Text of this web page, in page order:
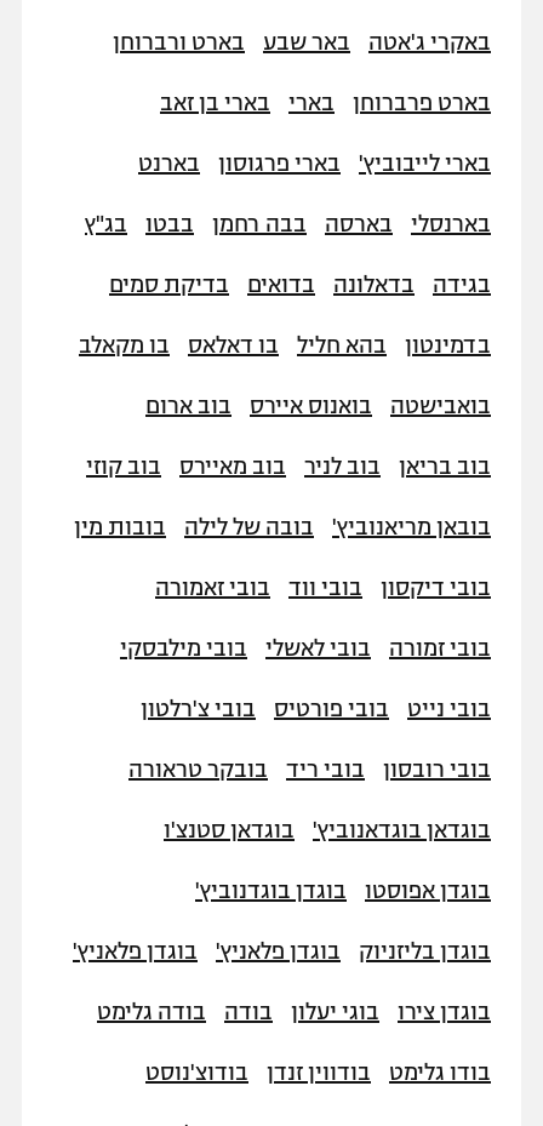
"מחצית בשכונה" – פודקאסט
משתתפים וזוכים בפרסים
תקנון עבור פעילות ספורט 1 – "מרלן"
גיימינג E-Sports
תנאי שימוש
תקנון פעילות ספורט 1
אופניים
ספורט מוטורי
כדורמים
פוטבול אמריקאי NFL
בייסבול MLB
ספורט אתגרי ואקסטרים
אומנויות לחימה
גיימינג E-Sports
באקרי ג'אטה באר שבע בארט ורברוחן
בארט פרברוחן בארי בארי בן זאב
בארי לייבוביץ' בארי פרגוסון בארנט
בארנסלי בארסה בבה רחמן בבטו בג"ץ
בגידה בדאלונה בדואים בדיקת סמים
בדמינטון בהא חליל בו דאלאס בו מקאלב
בואבישטה בואנוס איירס בוב ארום
בוב בריאן בוב לניר בוב מאיירס בוב קוזי
בובאן מריאנוביץ' בובה של לילה בובות מין
בובי דיקסון בובי ווד בובי זאמורה
בובי זמורה בובי לאשלי בובי מילבסקי
בובי נייט בובי פורטיס בובי צ'רלטון
בובי רובסון בובי ריד בובקר טראורה
בוגדאן בוגדאנוביץ' בוגדאן סטנצ'ו
בוגדן אפוסטו בוגדן בוגדנוביץ'
בוגדן בליזניוק בוגדן פלאניץ' בוגדן פלאניץ'
בוגדן צירו בוגי יעלון בודה בודה גלימט
בודו גלימט בודווין זנדן בודוצ'נוסט